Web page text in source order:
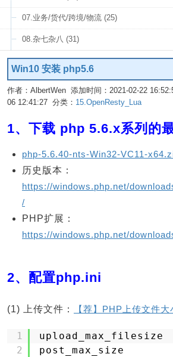
07.业务/货代/跨境/物流 (25)
08.杂七杂八 (31)
Win10 安装 php5.6
作者：AlbertWen 添加时间：2021-02-22
06 12:41:27 分类： 15.OpenResty_Lua
1、下载 php 5.6.x系列的
php-5.6.40-nts-Win32-VC11-
历史版本：
https://windows.php.net/
/
PHP扩展：
https://windows.php.net/
2、配置php.ini
(1) 上传文件： 【荐】PHP上传文件
1
2
upload_max_filesize
post_max_size